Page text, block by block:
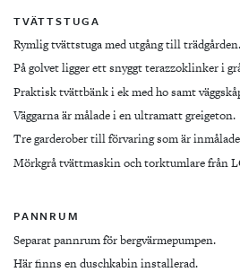
TVÄTTSTUGA
Rymlig tvättstuga med utgång till trädgården.
På golvet ligger ett snyggt terazzoklinker i
Praktisk tvättbänk i ek med ho samt
Väggarna är målade i en ultramatt greigeton.
Tre garderober till förvaring som är
Mörkgrå tvättmaskin och torktumlare från
PANNRUM
Separat pannrum för bergvärmepumpen.
Här finns en duschkabin installerad.